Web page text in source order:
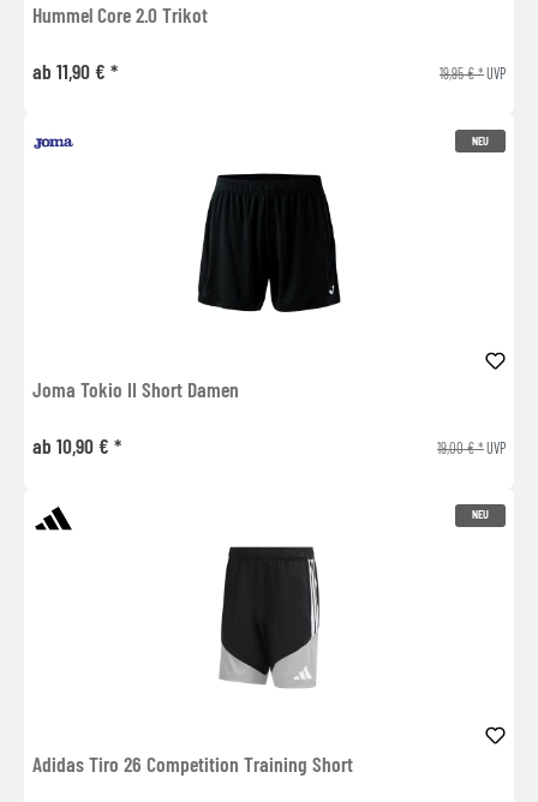
Hummel Core 2.0 Trikot
ab 11,90 € * 19,95 € *UVP
NEU
Joma Tokio II Short Damen
ab 10,90 € * 19,00 € *UVP
NEU
Adidas Tiro 26 Competition Training Short